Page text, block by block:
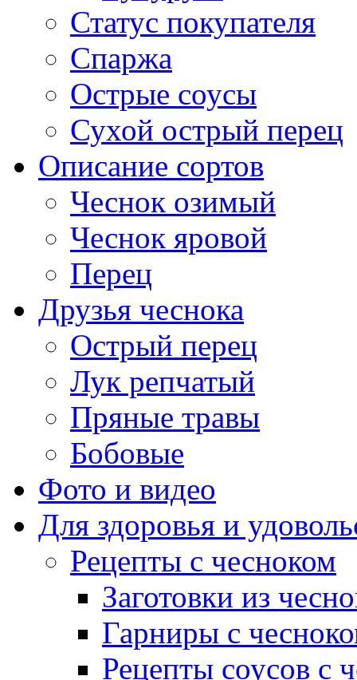
Статус покупателя
Спаржа
Острые соусы
Сухой острый перец
Описание сортов
Чеснок озимый
Чеснок яровой
Перец
Друзья чеснока
Острый перец
Лук репчатый
Пряные травы
Бобовые
Фото и видео
Для здоровья и
Рецепты с чесноком
Заготовки из
Гарниры с
Рецепты соусов с